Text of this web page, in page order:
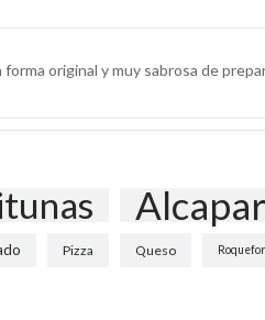
original y muy sabrosa de
Pizza Queso